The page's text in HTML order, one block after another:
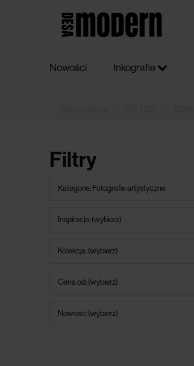
Nowości Inkografie
Filtry
Kategorie: Fotografie artystyczne
Inspiracja: (wybierz)
Kolekcja: (wybierz)
Cena od: (wybierz)
Nowość: (wybierz)